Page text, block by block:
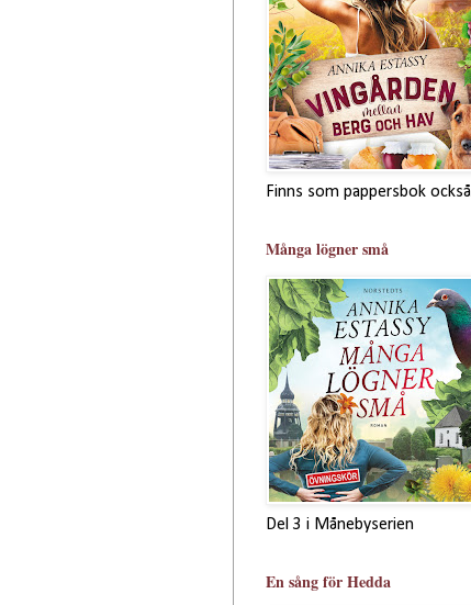
Finns som pappersbok också
Många lögner små
Del 3 i Månebyserien
En sång för Hedda